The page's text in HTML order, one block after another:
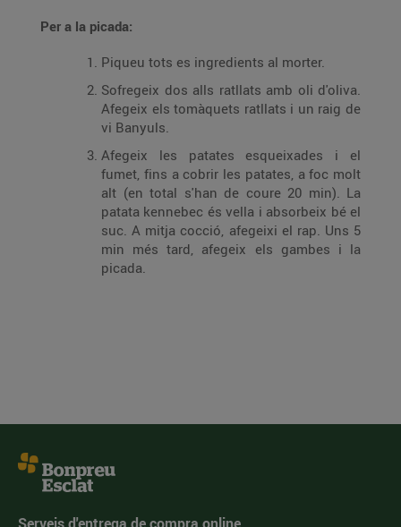
Per a la picada:
Piqueu tots es ingredients al morter.
Sofregeix dos alls ratllats amb oli d'oliva.
Afegeix els tomàquets ratllats i un raig de
vi Banyuls.
Afegeix les patates esqueixades i el
fumet, fins a cobrir les patates, a foc molt
alt (en total s'han de coure 20 min). La
patata kennebec és vella i absorbeix bé el
suc. A mitja cocció, afegeixi el rap. Uns 5
min més tard, afegeix els gambes i la
picada.